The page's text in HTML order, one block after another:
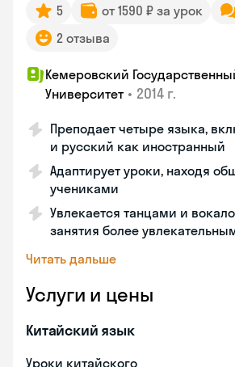
5 от 1590 ₽ за урок
2 отзыва
Кемеровский
Университет • 2014 г.
Преподает четыре языка,
и русский как иностранный
Адаптирует уроки, находя
учениками
Увлекается танцами и
занятия более
Читать дальше
Услуги и цены
Китайский язык
Уроки китайского